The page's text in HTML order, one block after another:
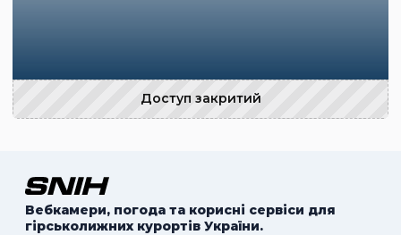
Доступ закритий
Вебкамери, погода та корисні сервіси для
гірськолижних курортів України.